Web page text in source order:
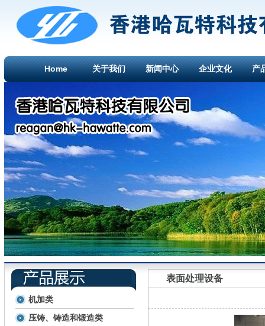
Home 关于我们 新闻中心 企业文化 产
机加类
压铸、铸造和锻造类
表面处理设备